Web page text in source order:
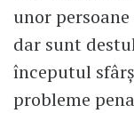
unor
dar sunt
începutul
probleme